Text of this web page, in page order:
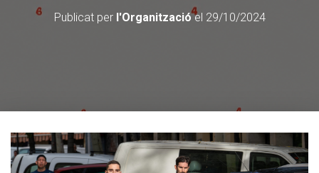
Publicat per l'Organitzacióel 29/10/2024